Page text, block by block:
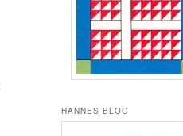
HANNES BLOG